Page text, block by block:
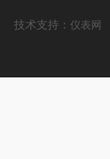
技术支持： 仪表网